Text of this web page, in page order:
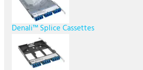
Denali™ Splice Cassettes